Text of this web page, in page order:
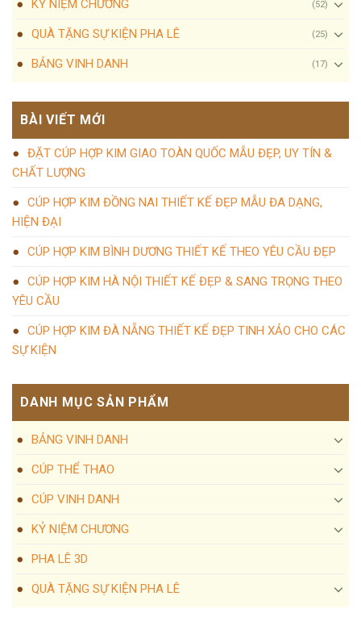
KỶ NIỆM CHƯƠNG (52)
QUÀ TẶNG SỰ KIỆN PHA LÊ (25)
BẢNG VINH DANH (17)
BÀI VIẾT MỚI
ĐẶT CÚP HỢP KIM GIAO TOÀN QUỐC MẪU ĐẸP, UY TÍN &
CHẤT LƯỢNG
CÚP HỢP KIM ĐỒNG NAI THIẾT KẾ ĐẸP MẪU ĐA DẠNG,
HIỆN ĐẠI
CÚP HỢP KIM BÌNH DƯƠNG THIẾT KẾ THEO YÊU CẦU ĐẸP
CÚP HỢP KIM HÀ NỘI THIẾT KẾ ĐẸP & SANG TRỌNG THEO
YÊU CẦU
CÚP HỢP KIM ĐÀ NẴNG THIẾT KẾ ĐẸP TINH XẢO CHO CÁC
SỰ KIỆN
DANH MỤC SẢN PHẨM
BẢNG VINH DANH
CÚP THỂ THAO
CÚP VINH DANH
KỶ NIỆM CHƯƠNG
PHA LÊ 3D
QUÀ TẶNG SỰ KIỆN PHA LÊ